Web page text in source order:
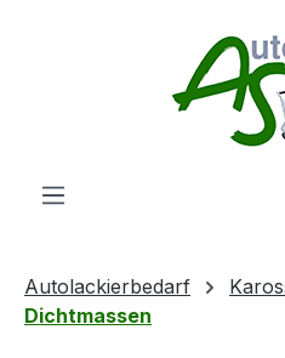
Autolackierbedarf
Dichtmassen